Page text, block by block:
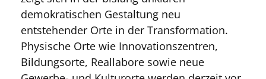
demokratischen Gestaltung neu
entstehender Orte in der Transformation.
Physische Orte wie Innovationszentren,
Bildungsorte, Reallabore sowie neue